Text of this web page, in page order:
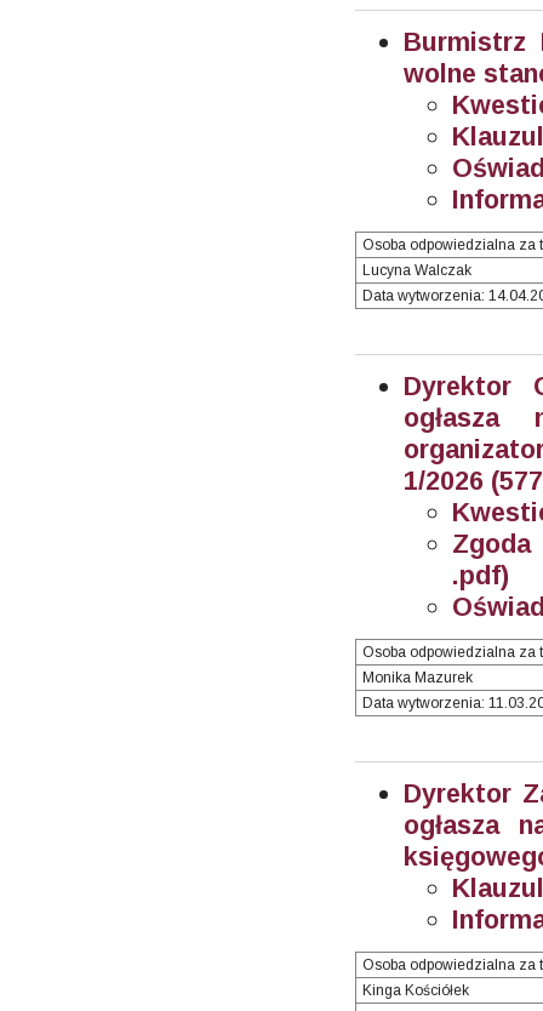
Burmistrz
wolne
Osoba odpowiedzialna za
Lucyna Walczak
Data wytworzenia:
Dyrektor
1/2026
Zgoda
.pdf)
Osoba odpowiedzialna za
Monika Mazurek
Data wytworzenia:
Dyrektor
ogłasza
Osoba odpowiedzialna za
Kinga Kościółek